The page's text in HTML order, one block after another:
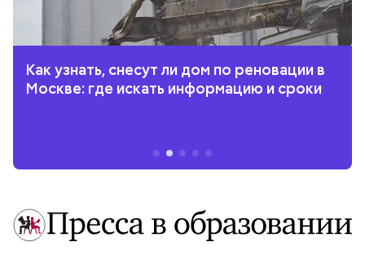
Как узнать, снесут ли дом по реновации в
Москве: где искать информацию и сроки